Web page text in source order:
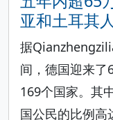
亚和土耳其
据
间，德国迎来了
169个国家。其
国公民的比例高